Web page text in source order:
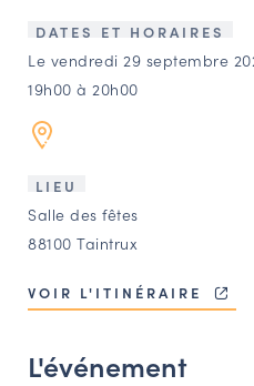
CONTACT
Agenda
Annuaire
Ressources
OFFRES D’EMPLOI
OUTILS EN LIGNE
DATES ET HORAIRES
Le vendredi 29 septembre
19h00 à 20h00
LIEU
Salle des fêtes
88100 Taintrux
VOIR L'ITINÉRAIRE
L'événement